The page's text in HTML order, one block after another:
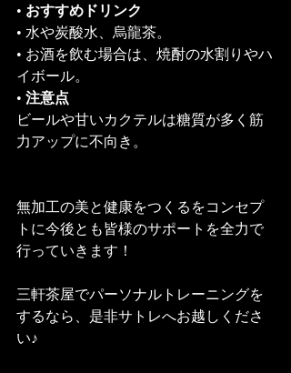
• おすすめドリンク
• 水や炭酸水、烏龍茶。
• お酒を飲む場合は、焼酎の水割りやハ
イボール。
• 注意点
ビールや甘いカクテルは糖質が多く筋
力アップに不向き。
無加工の美と健康をつくるをコンセプ
トに今後とも皆様のサポートを全力で
行っていきます！
三軒茶屋でパーソナルトレーニングを
するなら、是非サトレへお越しくださ
い♪